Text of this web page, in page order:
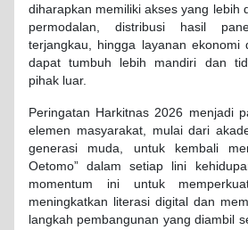
diharapkan memiliki akses yang lebih
permodalan, distribusi hasil
terjangkau, hingga layanan ekonomi
dapat tumbuh lebih mandiri dan
pihak luar.
Peringatan Harkitnas 2026 menjadi
elemen masyarakat, mulai dari
generasi muda, untuk kembali
Oetomo” dalam setiap lini
momentum ini untuk
meningkatkan literasi digital dan
langkah pembangunan yang diambil